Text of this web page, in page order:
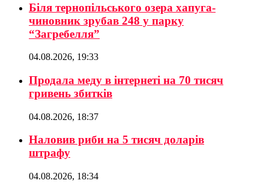
Біля тернопільського озера хапуга-
чиновник зрубав 248 у парку
“Загребелля”
04.08.2026, 19:33
Продала меду в інтернеті на 70 тисяч
гривень збитків
04.08.2026, 18:37
Наловив риби на 5 тисяч доларів
штрафу
04.08.2026, 18:34